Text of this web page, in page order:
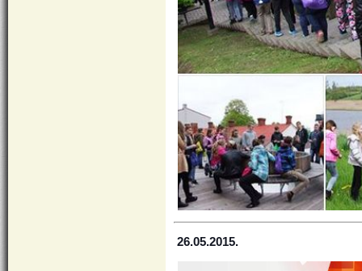
26.05.2015.